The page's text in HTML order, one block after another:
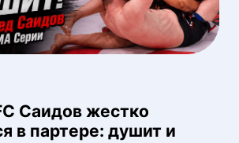
Саидов жестко
в партере: душит и